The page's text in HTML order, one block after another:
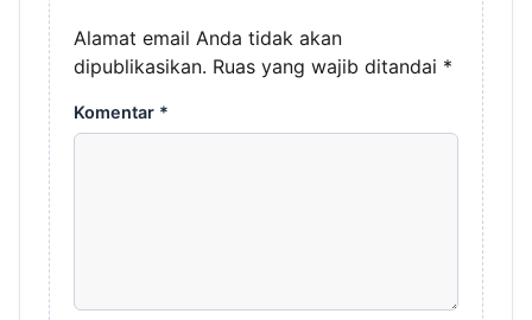
Alamat email Anda tidak akan
dipublikasikan. Ruas yang wajib ditandai *
Komentar *